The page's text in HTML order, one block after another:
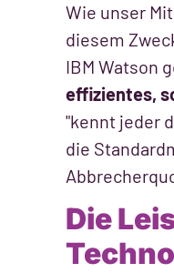
Wie unser
diesem
IBM Watson
effizientes,
"kennt jeder
die
Die